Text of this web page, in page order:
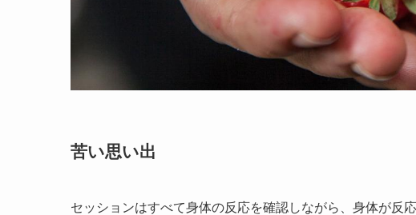
苦い思い出
セッションはすべて身体の反応を確認しながら、身体が反